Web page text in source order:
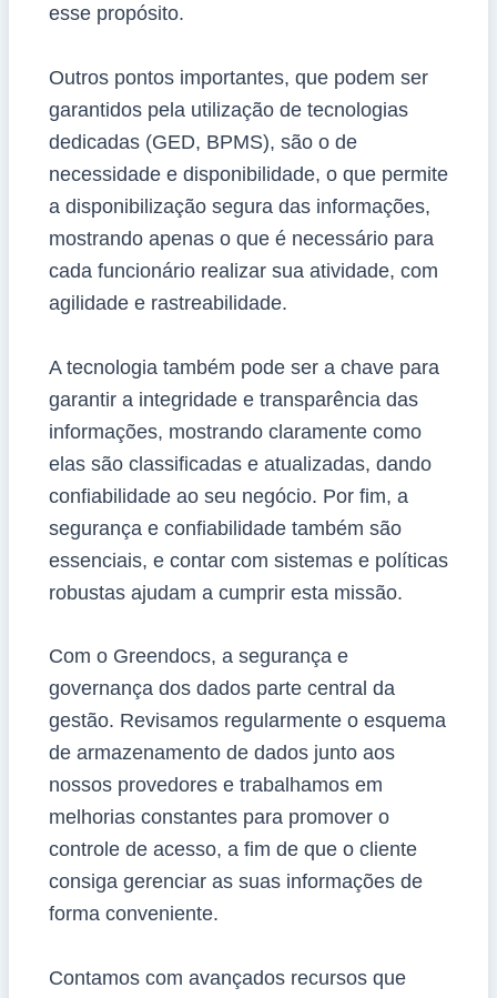
esse propósito.
Outros pontos importantes, que podem ser
garantidos pela utilização de tecnologias
dedicadas (GED, BPMS), são o de
necessidade e disponibilidade, o que permite
a disponibilização segura das informações,
mostrando apenas o que é necessário para
cada funcionário realizar sua atividade, com
agilidade e rastreabilidade.
A tecnologia também pode ser a chave para
garantir a integridade e transparência das
informações, mostrando claramente como
elas são classificadas e atualizadas, dando
confiabilidade ao seu negócio. Por fim, a
segurança e confiabilidade também são
essenciais, e contar com sistemas e políticas
robustas ajudam a cumprir esta missão.
Com o Greendocs, a segurança e
governança dos dados parte central da
gestão. Revisamos regularmente o esquema
de armazenamento de dados junto aos
nossos provedores e trabalhamos em
melhorias constantes para promover o
controle de acesso, a fim de que o cliente
consiga gerenciar as suas informações de
forma conveniente.
Contamos com avançados recursos que